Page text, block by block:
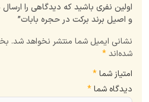
اولین نفری باشید که دیدگاهی را
و اصیل برند برکت در حجره بابات”
نشانی ایمیل شما منتشر نخواهد شد.
شده‌اند*
امتیاز شما*
دیدگاه شما*